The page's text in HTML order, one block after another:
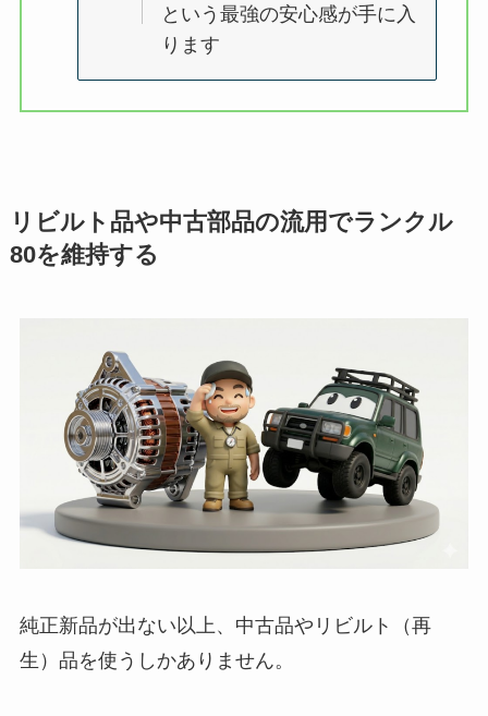
という最強の安心感が手に入
ります
リビルト品や中古部品の流用でランクル
80を維持する
純正新品が出ない以上、中古品やリビルト（再
生）品を使うしかありません。